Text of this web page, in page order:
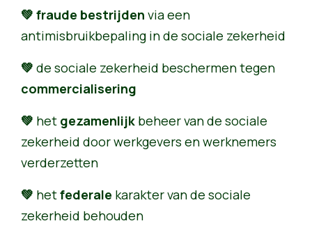
💚 fraude bestrijden via een
antimisbruikbepaling in de sociale zekerheid
💚 de sociale zekerheid beschermen tegen
commercialisering
💚 het gezamenlijk beheer van de sociale
zekerheid door werkgevers en werknemers
verderzetten
💚 hetfederale karakter van de sociale
zekerheid behouden